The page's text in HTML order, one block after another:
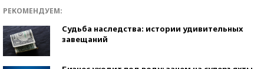
РЕКОМЕНДУЕМ:
Судьба наследства: истории удивительных
завещаний